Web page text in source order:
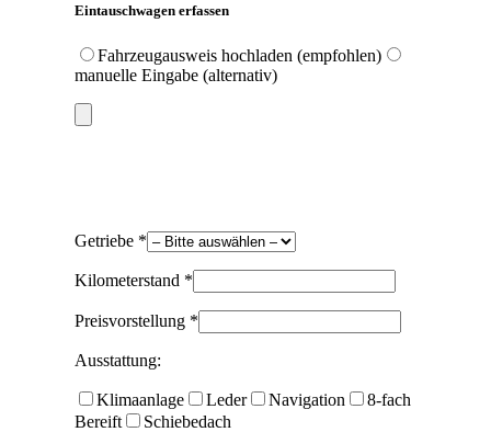
Eintauschwagen erfassen
Fahrzeugausweis hochladen (empfohlen)
manuelle Eingabe (alternativ)
Getriebe *
Kilometerstand *
Preisvorstellung *
Ausstattung:
Klimaanlage Leder Navigation
8-fach
Bereift
Schiebedach